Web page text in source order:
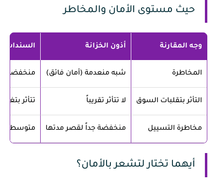
حيث مستوى الأمان والمخاطر
وجه المقارنة أذون الخزانة السندات
المخاطرة شبه منعدمة (أمان فائق) منخفضة
التأثر بتقلبات السوق لا تتأثر تقريباً تتأثر
مخاطرة التسييل منخفضة جداً لقصر مدتها متوسطة
أيهما تختار لتشعر بالأمان؟